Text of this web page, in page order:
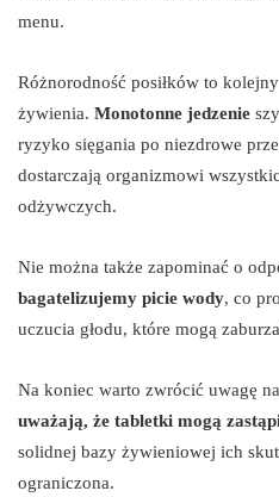
menu.
Różnorodność posiłków to
żywienia. Monotonne jedzenie
ryzyko sięgania po niezdrowe
dostarczają organizmowi
odżywczych.
Nie można także zapominać o
bagatelizujemy picie wody, co
uczucia głodu, które mogą
Na koniec warto zwrócić uwagę
uważają, że tabletki mogą
solidnej bazy żywieniowej ich
ograniczona.